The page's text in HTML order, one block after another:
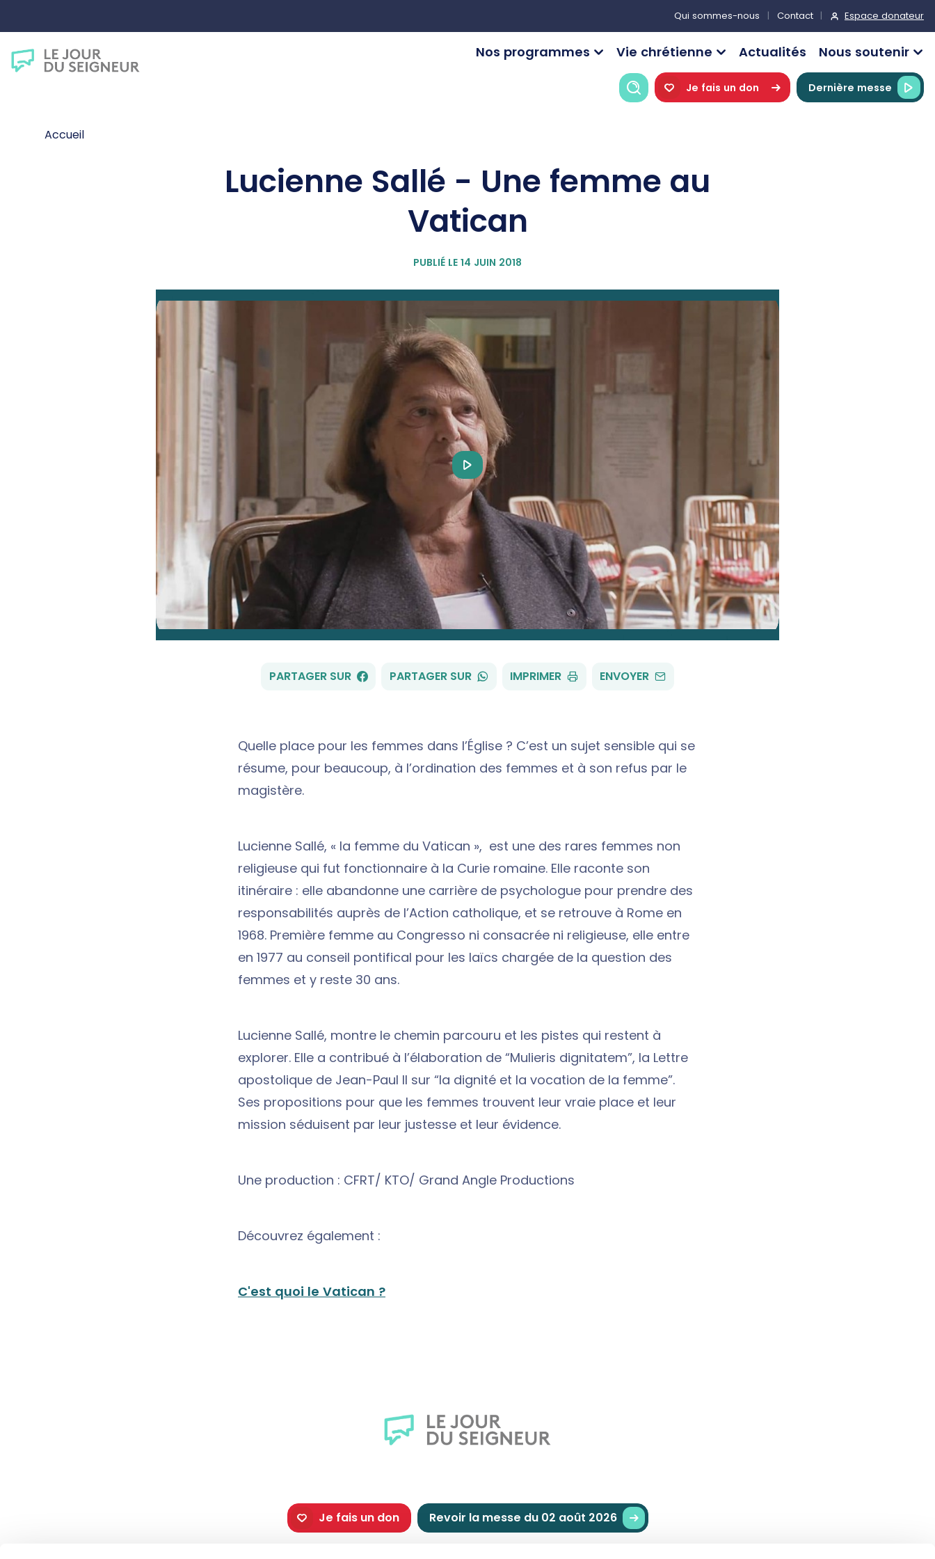
Qui sommes-nous Contact Espace donateur
Nos programmes Vie chrétienne Actualités Nous soutenir
RechercheJe fais un don Dernière messe
Accueil
Lucienne Sallé - Une femme au
Vatican
PUBLIÉ LE 14 JUIN 2018
Play
Video
PARTAGER SUR FACEBOOK
PARTAGER SUR WHATSAPP
IMPRIMER ENVOYER PAR
Quelle place pour les femmes dans l’Église ? C’est un sujet sensible qui se
résume, pour beaucoup, à l’ordination des femmes et à son refus par le
magistère.
Lucienne Sallé, « la femme du Vatican », est une des rares femmes non
religieuse qui fut fonctionnaire à la Curie romaine. Elle raconte son
itinéraire : elle abandonne une carrière de psychologue pour prendre des
responsabilités auprès de l’Action catholique, et se retrouve à Rome en
1968. Première femme au Congresso ni consacrée ni religieuse, elle entre
en 1977 au conseil pontifical pour les laïcs chargée de la question des
femmes et y reste 30 ans.
Lucienne Sallé, montre le chemin parcouru et les pistes qui restent à
explorer. Elle a contribué à l’élaboration de “Mulieris dignitatem”, la Lettre
apostolique de Jean-Paul II sur “la dignité et la vocation de la femme”.
Ses propositions pour que les femmes trouvent leur vraie place et leur
mission séduisent par leur justesse et leur évidence.
Une production : CFRT/ KTO/ Grand Angle Productions
Découvrez également :
C'est quoi le Vatican ?
Je fais un don Revoir la messe du 02 août 2026